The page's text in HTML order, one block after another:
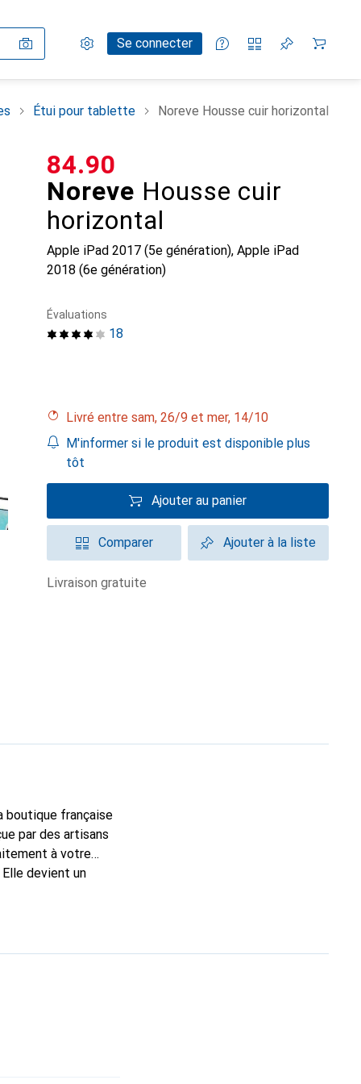
Paramètres
Compte clientSe connecter
Listes de comparaison
Listes d'envies
Panier
Étui pour tablette Noreve Housse cuir horizontal
Noreve Housse cuir
horizontal
Apple iPad 2017 (5e génération), Apple iPad
2018 (6e génération)
CHF
84.90
18
Évaluations
Livré entre sam, 26/9 et mer, 14/10
M'informer si le produit est disponible plus
tôt
Ajouter au panier
Comparer Ajouter à la liste
livraison gratuite
boutique française
par des artisans
à votre
devient un